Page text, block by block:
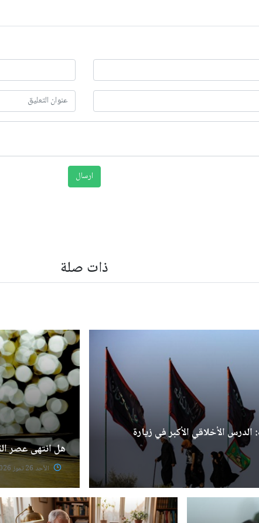
ذات صلة
الأخلاقي الأكبر في زيارة
هل انتهى عصر
الأحد 26 تموز 2026